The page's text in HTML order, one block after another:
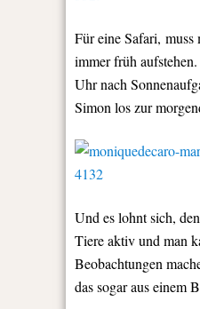
Für eine Safari,
immer früh
Uhr nach
Simon los zur
Und es lohnt sich,
Tiere aktiv und man
Beobachtungen
das sogar aus einem